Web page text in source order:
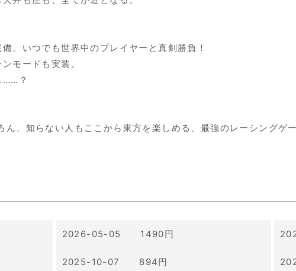
。いつでも世界中のプレイヤーと真剣勝負！
モードも実装。
……？
、知らない人もここから東方を楽しめる、最強のレーシングゲ
2026-05-05 1490円
2025-10-07 894円